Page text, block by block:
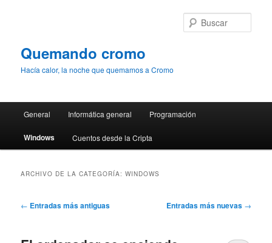
Quemando cromo
Hacía calor, la noche que quemamos a Cromo
principal
General Informática general Programación
Windows Cuentos desde la Cripta
ARCHIVO DE LA CATEGORÍA:WINDOWS
Navegación
← Entradas más antiguas Entradas más nuevas →